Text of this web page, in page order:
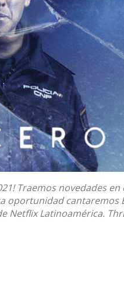
Traemos novedades en
oportunidad cantaremos
Netflix Latinoamérica.